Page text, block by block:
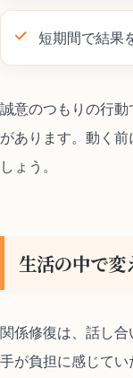
短期間で結果
誠意のつもりの行
があります。動く
しょう。
生活の中で変
関係修復は、話し
手が負担に感じてい